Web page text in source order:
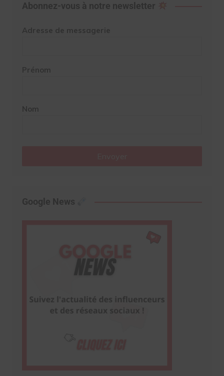
Abonnez-vous à notre newsletter
Adresse de messagerie
Prénom
Nom
Google News